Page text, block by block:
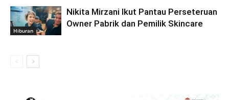
Hiburan
Nikita Mirzani Ikut Pantau Perseteruan
Owner Pabrik dan Pemilik Skincare